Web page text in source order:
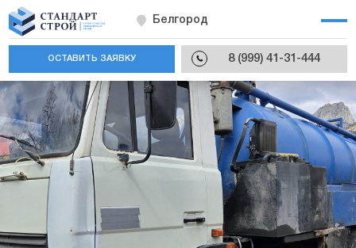
Белгород
8 (999) 41-31-444
ОСТАВИТЬ ЗАЯВКУ